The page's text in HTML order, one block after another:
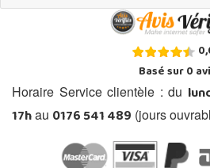
Basé sur0
Horaire Service clientèle : du
17hau 0176 541 489 (jours